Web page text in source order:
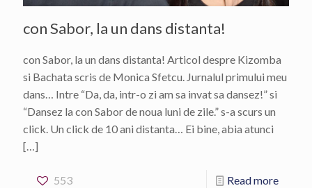
con Sabor, la un dans distanta!
con Sabor, la un dans distanta! Articol despre Kizomba
si Bachata scris de Monica Sfetcu. Jurnalul primului meu
dans… Intre “Da, da, intr-o zi am sa invat sa dansez!” si
“Dansez la con Sabor de noua luni de zile.” s-a scurs un
click. Un click de 10 ani distanta… Ei bine, abia atunci
[…]
553 Read more